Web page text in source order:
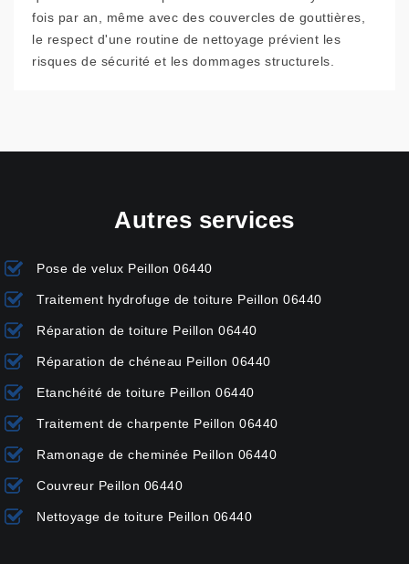
fois par an, même avec des couvercles de gouttières,
le respect d'une routine de nettoyage prévient les
risques de sécurité et les dommages structurels.
Autres services
Pose de velux Peillon 06440
Traitement hydrofuge de toiture Peillon 06440
Réparation de toiture Peillon 06440
Réparation de chéneau Peillon 06440
Etanchéité de toiture Peillon 06440
Traitement de charpente Peillon 06440
Ramonage de cheminée Peillon 06440
Couvreur Peillon 06440
Nettoyage de toiture Peillon 06440